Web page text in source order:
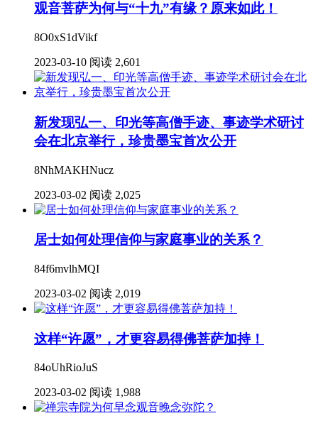
观音菩萨为何与“十九”有缘？原来如此！
8O0xS1dVikf
2023-03-10 阅读 2,601
新发现弘一、印光等高僧手迹、事迹学术研讨
会在北京举行，珍贵墨宝首次公开
8NhMAKHNucz
2023-03-02 阅读 2,025
居士如何处理信仰与家庭事业的关系？
84f6mvlhMQI
2023-03-02 阅读 2,019
这样“许愿”，才更容易得佛菩萨加持！
84oUhRioJuS
2023-03-02 阅读 1,988